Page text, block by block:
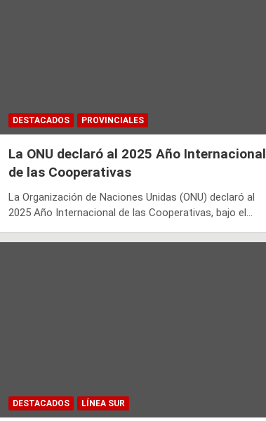
DESTACADOS PROVINCIALES
La ONU declaró al 2025 Año Internacional
de las Cooperativas
La Organización de Naciones Unidas (ONU) declaró al
2025 Año Internacional de las Cooperativas, bajo el…
DESTACADOS LÍNEA SUR